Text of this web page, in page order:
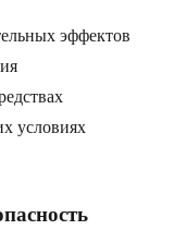
эффектов
условиях